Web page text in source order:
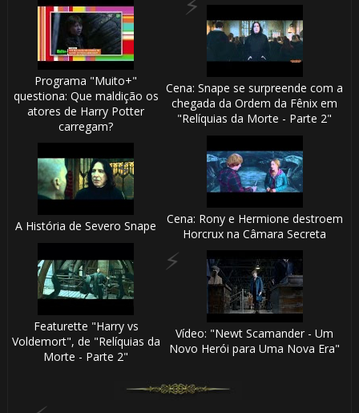
Programa "Muito+"
questiona: Que maldição os
atores de Harry Potter
carregam?
Cena: Snape se surpreende com a
chegada da Ordem da Fênix em
"Relíquias da Morte - Parte 2"
A História de Severo Snape
Cena: Rony e Hermione destroem
Horcrux na Câmara Secreta
Featurette "Harry vs
Voldemort", de "Relíquias da
Morte - Parte 2"
Vídeo: "Newt Scamander - Um
Novo Herói para Uma Nova Era"
1️⃣ 8️⃣
⚡
⚡
🎈
1️⃣ 8️⃣
⚡